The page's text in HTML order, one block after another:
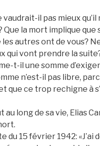
vaudrait-il pas mieux
Que la mort implique que
les autres ont de vous?
qui vont prendre la
t-il une somme
n’est-il pas libre,
que ce trop rechigne à
au long de sa vie, Elias
du 15 février 1942: «J’ai